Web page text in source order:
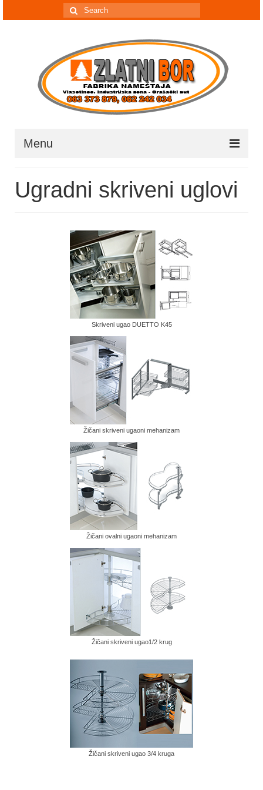
Menu
O nama
Pločasti materijali
Oplemenjena iverica
Bela
Uniboje
Drvodekori
Fantasy
High gloss
Cleaf Premium Collection
Radne ploče
Bela
Drvodekori
Fantasy
High gloss
HDF ploče
Gradjevinski materijal – OSB ploče
Kuhinje
Spavaće sobe
Dečije sobe
Tapacirani nameštaj
Ugradni skriveni uglovi
Skriveni ugao DUETTO K45
Žičani skriveni ugaoni mehanizam
Žičani ovalni ugaoni mehanizam
Žičani skriveni ugao1/2 krug
Žičani skriveni ugao 3/4 kruga